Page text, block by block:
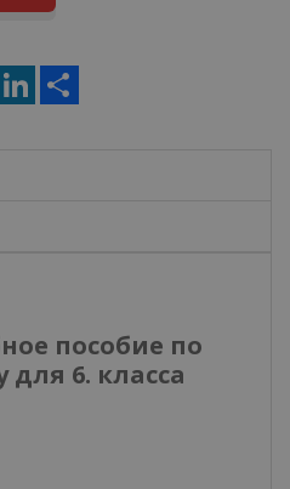
PinterestLinkedIn
пособие по
для 6. класса